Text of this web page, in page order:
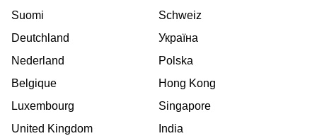
Suomi
Deutchland
Nederland
Belgique
Luxembourg
United Kingdom
Schweiz
Україна
Polska
Hong Kong
Singapore
India